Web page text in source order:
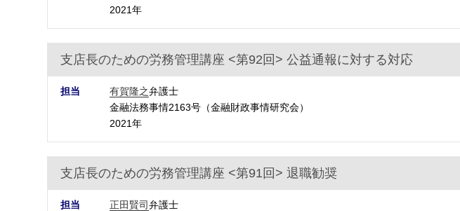
2021年
支店長のための労務管理講座 <第92回> 公益通報に対する対応
担当 有賀隆之弁護士
金融法務事情2163号（金融財政事情研究会）
2021年
支店長のための労務管理講座 <第91回> 退職勧奨
担当 正田賢司弁護士